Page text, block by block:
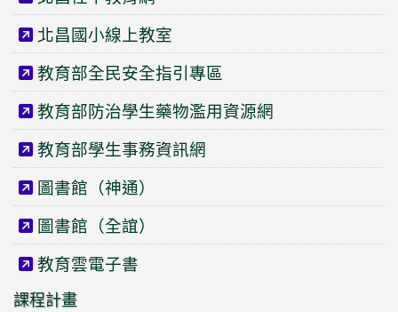
北昌國小線上教室
教育部全民安全指引專區
教育部防治學生藥物濫用資源網
教育部學生事務資訊網
圖書館（神通）
圖書館（全誼）
教育雲電子書
課程計畫